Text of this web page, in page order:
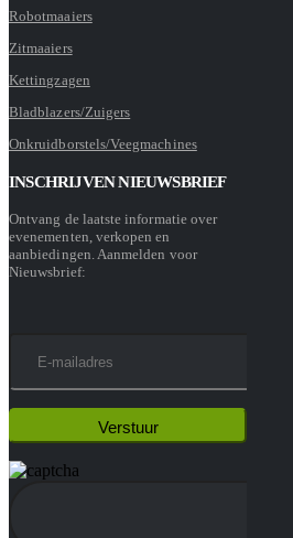
Robotmaaiers
Zitmaaiers
Kettingzagen
Bladblazers/Zuigers
Onkruidborstels/Veegmachines
INSCHRIJVEN NIEUWSBRIEF
Ontvang de laatste informatie over
evenementen, verkopen en
aanbiedingen. Aanmelden voor
Nieuwsbrief: